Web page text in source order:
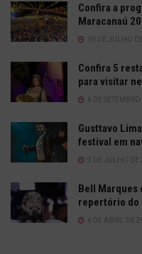
Confira a
Maracanaú
19 DE JULHO
Confira 5
para visitar
6 DE SETEMBRO
Gusttavo
festival em
9 DE JULHO DE
Bell Marques
repertório do
6 DE ABRIL DE